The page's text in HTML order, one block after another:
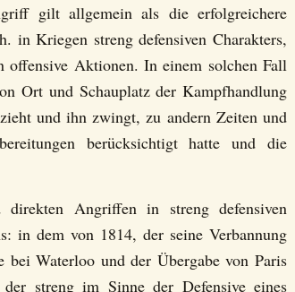
gilt allgemein als die erfolgreichere
in Kriegen streng defensiven Charakters,
offensive Aktionen. In einem solchen Fall
Ort und Schauplatz der Kampfhandlung
und ihn zwingt, zu andern Zeiten und
berücksichtigt hatte und die
direkten Angriffen in streng defensiven
in dem von 1814, der seine Verbannung
Waterloo und der Übergabe von Paris
streng im Sinne der Defensive eines